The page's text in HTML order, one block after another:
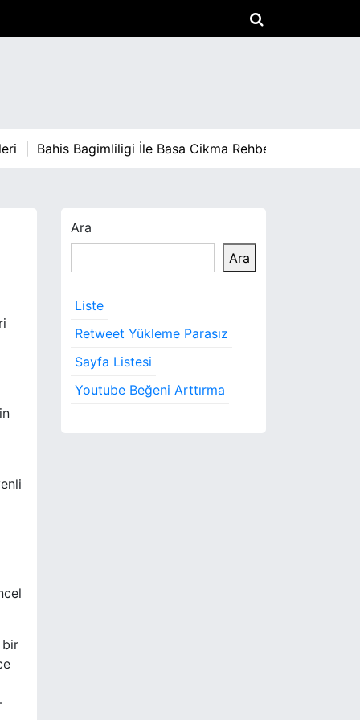
|Bahis Bagimliligi İle Basa Cikma Rehberi |
bir
Ara
Ara
Liste
Retweet Yükleme Parasız
Sayfa Listesi
Youtube Beğeni Arttırma